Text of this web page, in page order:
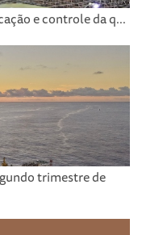
e controle da q...
trimestre de